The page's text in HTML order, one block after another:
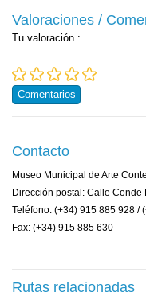
Valoraciones /
Tu valoración :
Comentarios
Contacto
Museo Municipal de Arte
Dirección postal: Calle
Teléfono: (+34) 915 885 928 /
Fax: (+34) 915 885 630
Rutas relacionadas